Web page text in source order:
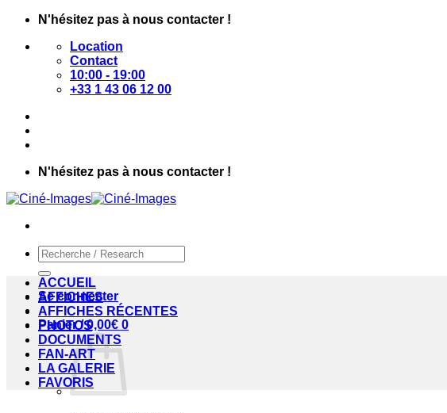
Passer
contenu
N'hésitez pas à nous contacter !
Location
Contact
10:00 - 19:00
+33 1 43 06 12 00
N'hésitez pas à nous contacter !
Recherche
pour :
Se connecter
Panier /0,00€ 0
ACCUEIL
AFFICHES
AFFICHES RÉCENTES
PHOTOS
DOCUMENTS
FAN-ART
LA GALERIE
FAVORIS